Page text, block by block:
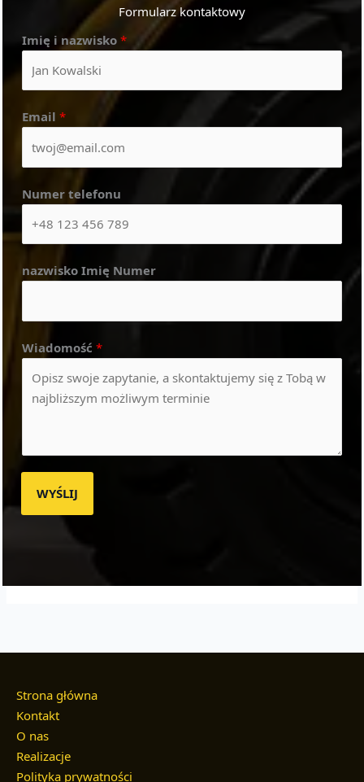
Formularz kontaktowy
Imię i nazwisko *
Email *
Numer telefonu
nazwisko Imię Numer
Wiadomość *
WYŚLIJ
Strona główna
Kontakt
O nas
Realizacje
Polityka prywatności